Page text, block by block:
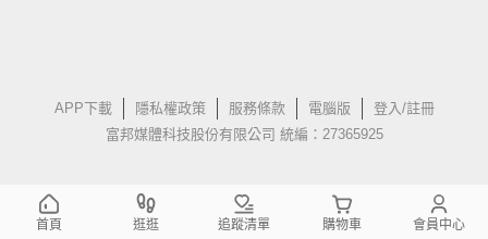
APP下載 隱私權政策 服務條款 電腦版
登入/註冊
富邦媒體科技股份有限公司 統編：27365925
首頁 逛逛 追蹤清單 購物車 會員中心